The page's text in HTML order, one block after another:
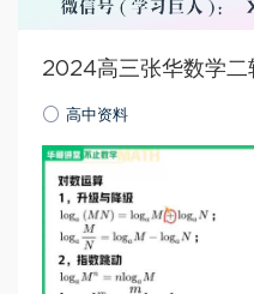
2024高三张华数学二
高中资料